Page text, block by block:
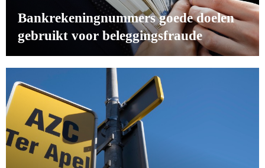
Bankrekeningnummers goede doelen
gebruikt voor beleggingsfraude